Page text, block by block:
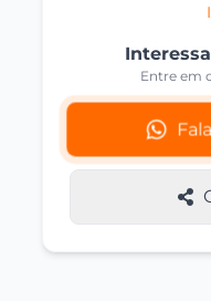
Entre em